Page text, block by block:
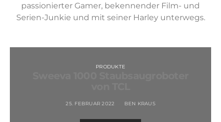
passionierter Gamer, bekennender Film- und
Serien-Junkie und mit seiner Harley unterwegs.
PRODUKTE
25. FEBRUAR 2022 BEN KRAUS